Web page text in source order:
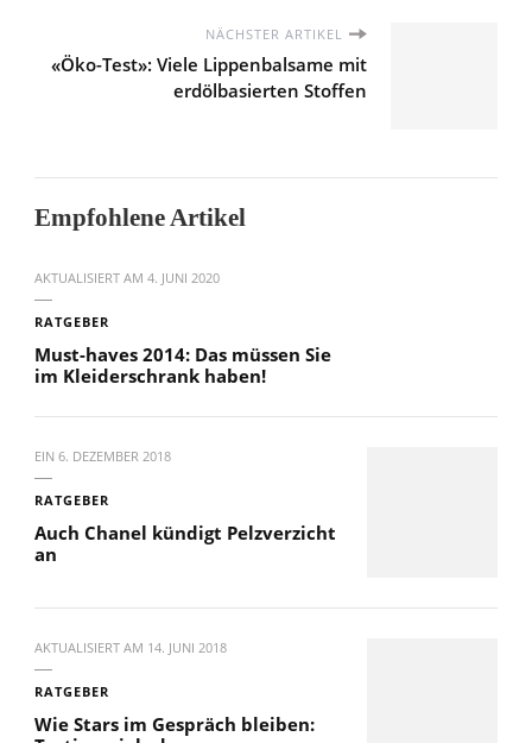
NÄCHSTER ARTIKEL
«Öko-Test»: Viele Lippenbalsame mit
erdölbasierten Stoffen
Empfohlene Artikel
AKTUALISIERT AM 4. JUNI 2020
RATGEBER
Must-haves 2014: Das müssen Sie
im Kleiderschrank haben!
EIN 6. DEZEMBER 2018
RATGEBER
Auch Chanel kündigt Pelzverzicht
an
AKTUALISIERT AM 14. JUNI 2018
RATGEBER
Wie Stars im Gespräch bleiben: